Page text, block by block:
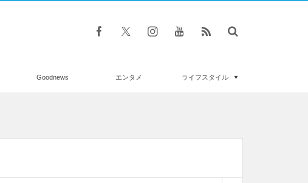
Goodnews エンタメ ライフスタイル